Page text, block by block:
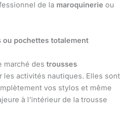
de la maroquinerie ou
pochettes totalement
marché des trousses
les activités nautiques. Elles sont
vos stylos et même
à l’intérieur de la trousse